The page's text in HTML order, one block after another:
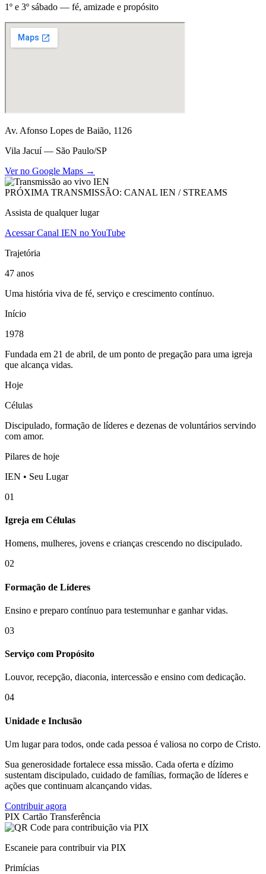
1º e 3º sábado — fé, amizade e propósito
Av. Afonso Lopes de Baião, 1126
Vila Jacuí — São Paulo/SP
Ver no Google Maps →
PRÓXIMA TRANSMISSÃO: CANAL IEN / STREAMS
Assista de qualquer lugar
Acessar Canal IEN no YouTube
Trajetória
47 anos
Uma história viva de fé, serviço e crescimento contínuo.
Início
1978
Fundada em 21 de abril, de um ponto de pregação para uma igreja
que alcança vidas.
Hoje
Células
Discipulado, formação de líderes e dezenas de voluntários servindo
com amor.
Pilares de hoje
IEN • Seu Lugar
01
Igreja em Células
Homens, mulheres, jovens e crianças crescendo no discipulado.
02
Formação de Líderes
Ensino e preparo contínuo para testemunhar e ganhar vidas.
03
Serviço com Propósito
Louvor, recepção, diaconia, intercessão e ensino com dedicação.
04
Unidade e Inclusão
Um lugar para todos, onde cada pessoa é valiosa no corpo de Cristo.
Sua generosidade fortalece essa missão. Cada oferta e dízimo
sustentam discipulado, cuidado de famílias, formação de líderes e
ações que continuam alcançando vidas.
Contribuir agora
PIX Cartão Transferência
Escaneie para contribuir via PIX
Primícias